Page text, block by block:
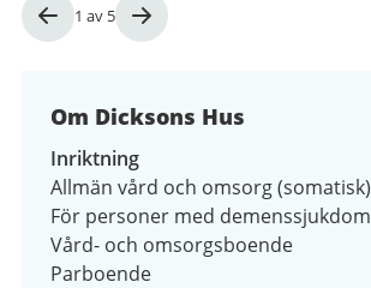
Bild
1 av 5
Om Dicksons Hus
Inriktning
Allmän vård och omsorg (somatisk)
För personer med demenssjukdom
Vård- och omsorgsboende
Parboende